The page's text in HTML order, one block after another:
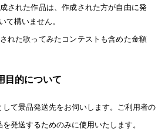
された作品は、作成された方が自由に発
て構いません。
れた歌ってみたコンテストも含めた金額
目的について
て景品発送先をお伺いします。ご利用者の
発送するためのみに使用いたします。